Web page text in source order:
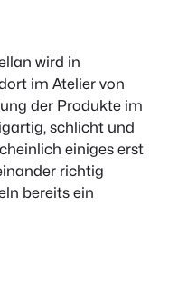
wird in
im Atelier von
der Produkte im
schlicht und
einiges erst
richtig
bereits ein